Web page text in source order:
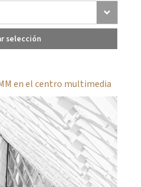
selección
en el centro multimedia